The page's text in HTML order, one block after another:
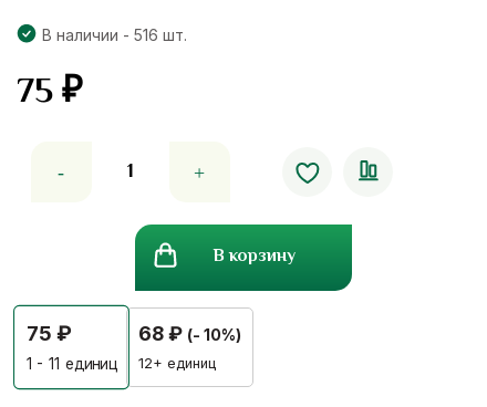
В наличии - 516 шт.
75₽
товара
Тай
–
дыхание
свежести
В корзину
75₽
1 - 11 единиц
68₽ (- 10%)
12+ единиц